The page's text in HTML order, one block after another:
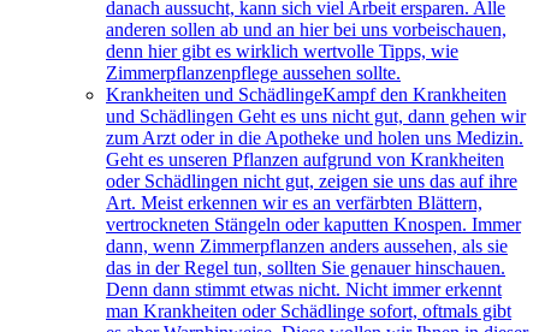
danach aussucht, kann sich viel Arbeit ersparen. Alle
anderen sollen ab und an hier bei uns vorbeischauen,
denn hier gibt es wirklich wertvolle Tipps, wie
Zimmerpflanzenpflege aussehen sollte.
Krankheiten und SchädlingeKampf den Krankheiten
und Schädlingen Geht es uns nicht gut, dann gehen wir
zum Arzt oder in die Apotheke und holen uns Medizin.
Geht es unseren Pflanzen aufgrund von Krankheiten
oder Schädlingen nicht gut, zeigen sie uns das auf ihre
Art. Meist erkennen wir es an verfärbten Blättern,
vertrockneten Stängeln oder kaputten Knospen. Immer
dann, wenn Zimmerpflanzen anders aussehen, als sie
das in der Regel tun, sollten Sie genauer hinschauen.
Denn dann stimmt etwas nicht. Nicht immer erkennt
man Krankheiten oder Schädlinge sofort, oftmals gibt